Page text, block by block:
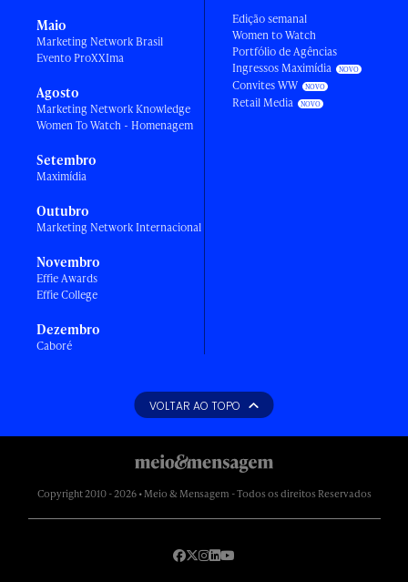
Maio
Marketing Network Brasil
Evento ProXXIma
Agosto
Marketing Network Knowledge
Women To Watch - Homenagem
Setembro
Maximídia
Outubro
Marketing Network Internacional
Novembro
Effie Awards
Effie College
Dezembro
Caboré
Edição semanal
Women to Watch
Portfólio de Agências
Ingressos Maximídia
Convites WW
Retail Media
VOLTAR AO TOPO
Copyright 2010 - 2026 • Meio & Mensagem - Todos os direitos Reservados